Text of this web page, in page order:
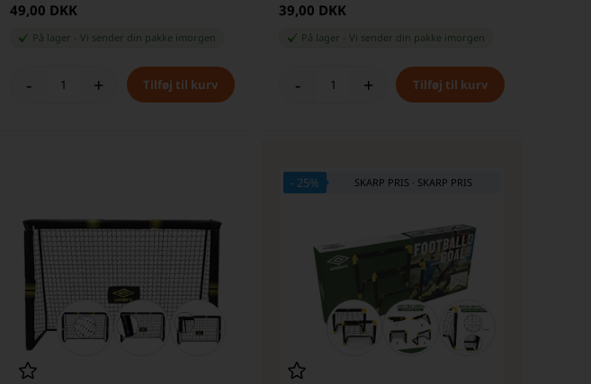
49,00 DKK
På lager Vi sender din pakke imorgen
- +
39,00 DKK
På lager -Vi sender din pakke imorgen
- +
- 25% SKARP PRIS · SKARP PRIS